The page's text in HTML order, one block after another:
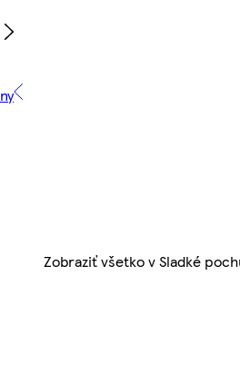
Zobraziť všetko v Sladké